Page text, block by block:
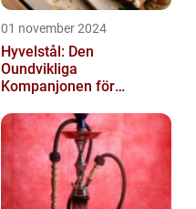
01 november 2024
Hyvelstål: Den
Oundvikliga
Kompanjonen för